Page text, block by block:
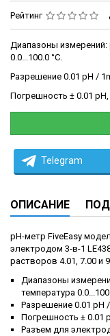
Рейтинг
Диапазоны измерений:
0.0...100.0 °C.
Разрешение 0.01 pH /
Погрешность ± 0.01 pH,
Telegram
ОПИСАНИЕ
pH-метр FiveEasy
электродом 3-в-1
растворов 4.01, 7.00 и
Диапазоны
температура
Разрешение 0.01 pH /
Погрешность ± 0.01
Разъем для